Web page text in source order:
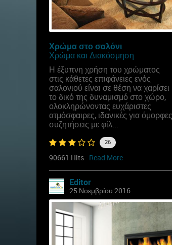
Χρώμα στο σαλόνι
Χρώμα και Διακόσμηση
Η έξυπνη χρήση του χρώματος
στις κάθετες επιφάνειες ενός
σαλονιού είναι σε θέση να χαρίσει
το δικό της δυναμισμό στο χώρο,
ολοκληρώνοντας ευχάριστες
ατμόσφαιρες, ιδανικές για όμορφες
συζητήσεις με φίλ...
26
90661 Hits Read More
Editor
25 Νοεμβρίου 2016